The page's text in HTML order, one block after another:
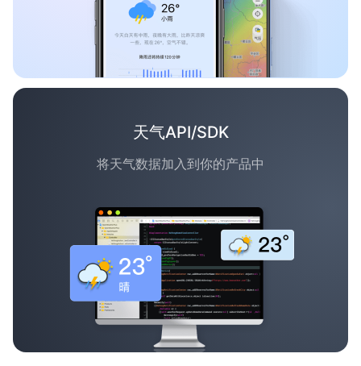
天气API/SDK
将天气数据加入到你的产品中